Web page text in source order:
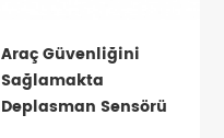
Araç Güvenliğini
Sağlamakta
Deplasman Sensörü